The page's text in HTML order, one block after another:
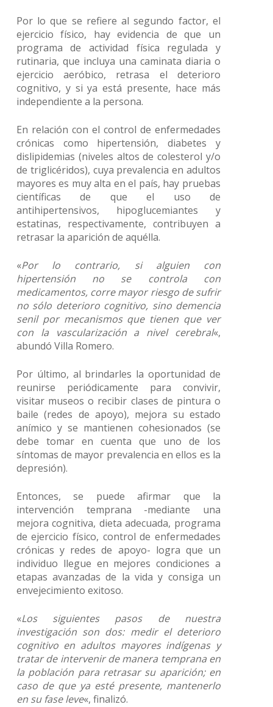
Por lo que se refiere al segundo factor, el
ejercicio físico, hay evidencia de que un
programa de actividad física regulada y
rutinaria, que incluya una caminata diaria o
ejercicio aeróbico, retrasa el deterioro
cognitivo, y si ya está presente, hace más
independiente a la persona.
En relación con el control de enfermedades
crónicas como hipertensión, diabetes y
dislipidemias (niveles altos de colesterol y/o
de triglicéridos), cuya prevalencia en adultos
mayores es muy alta en el país, hay pruebas
científicas de que el uso de
antihipertensivos, hipoglucemiantes y
estatinas, respectivamente, contribuyen a
retrasar la aparición de aquélla.
«Por lo contrario, si alguien con
hipertensión no se controla con
medicamentos, corre mayor riesgo de sufrir
no sólo deterioro cognitivo, sino demencia
senil por mecanismos que tienen que ver
con la vascularización a nivel cerebral«,
abundó Villa Romero.
Por último, al brindarles la oportunidad de
reunirse periódicamente para convivir,
visitar museos o recibir clases de pintura o
baile (redes de apoyo), mejora su estado
anímico y se mantienen cohesionados (se
debe tomar en cuenta que uno de los
síntomas de mayor prevalencia en ellos es la
depresión).
Entonces, se puede afirmar que la
intervención temprana -mediante una
mejora cognitiva, dieta adecuada, programa
de ejercicio físico, control de enfermedades
crónicas y redes de apoyo- logra que un
individuo llegue en mejores condiciones a
etapas avanzadas de la vida y consiga un
envejecimiento exitoso.
«Los siguientes pasos de nuestra
investigación son dos: medir el deterioro
cognitivo en adultos mayores indígenas y
tratar de intervenir de manera temprana en
la población para retrasar su aparición; en
caso de que ya esté presente, mantenerlo
en su fase leve«, finalizó.